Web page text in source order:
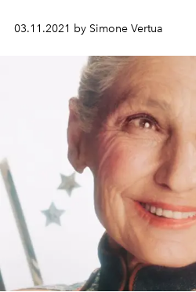
03.11.2021 by Simone Vertua